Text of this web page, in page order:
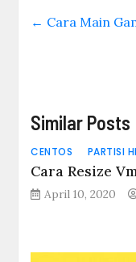
← Cara Main
Similar Posts
CENTOS PARTISI
Cara Resize
April 10, 2020